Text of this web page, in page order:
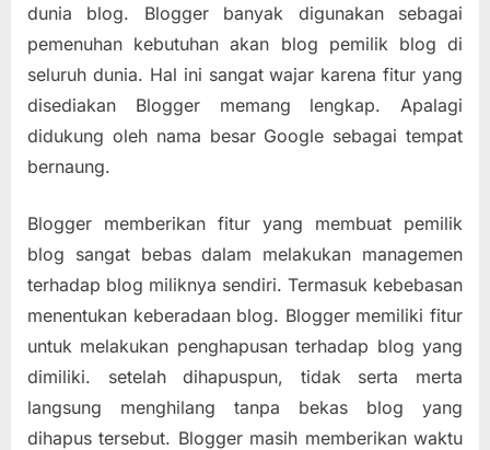
Blog
pada
Blogger
dunia blog. Blogger banyak digunakan sebagai
pemenuhan kebutuhan akan blog pemilik blog di
seluruh dunia. Hal ini sangat wajar karena fitur yang
disediakan Blogger memang lengkap. Apalagi
didukung oleh nama besar Google sebagai tempat
bernaung.
Blogger memberikan fitur yang membuat pemilik
blog sangat bebas dalam melakukan managemen
terhadap blog miliknya sendiri. Termasuk kebebasan
menentukan keberadaan blog. Blogger memiliki fitur
untuk melakukan penghapusan terhadap blog yang
dimiliki. setelah dihapuspun, tidak serta merta
langsung menghilang tanpa bekas blog yang
dihapus tersebut. Blogger masih memberikan waktu